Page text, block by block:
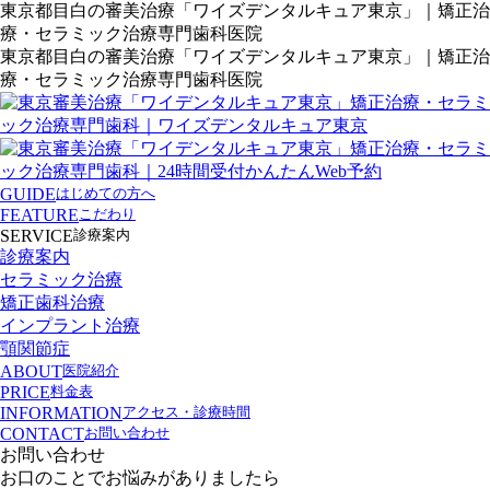
東京都目白の審美治療「ワイズデンタルキュア東京」｜矯正治
療・セラミック治療専門歯科医院
東京都目白の審美治療「ワイズデンタルキュア東京」｜矯正治
療・セラミック治療専門歯科医院
GUIDEはじめての方へ
FEATUREこだわり
SERVICE診療案内
診療案内
セラミック治療
矯正歯科治療
インプラント治療
顎関節症
ABOUT医院紹介
PRICE料金表
INFORMATIONアクセス・診療時間
CONTACTお問い合わせ
お問い合わせ
お口のことでお悩みがありましたら